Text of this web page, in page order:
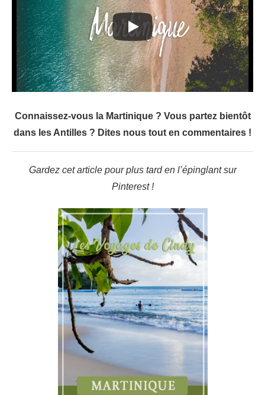
Connaissez-vous la Martinique ? Vous partez bientôt
dans les Antilles ? Dites nous tout en commentaires !
Gardez cet article pour plus tard en l’épinglant sur
Pinterest !